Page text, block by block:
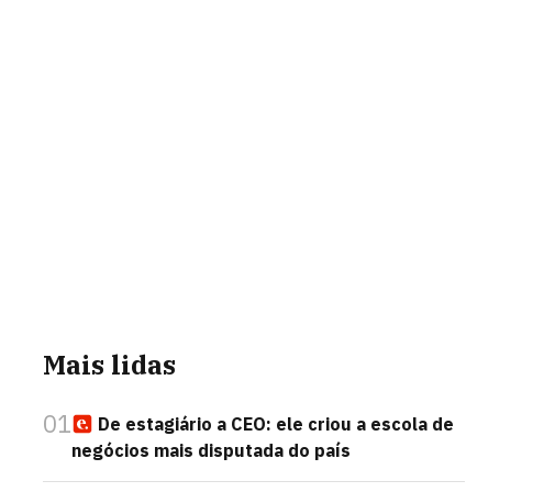
Mais lidas
01
De estagiário a CEO: ele criou a escola de
negócios mais disputada do país